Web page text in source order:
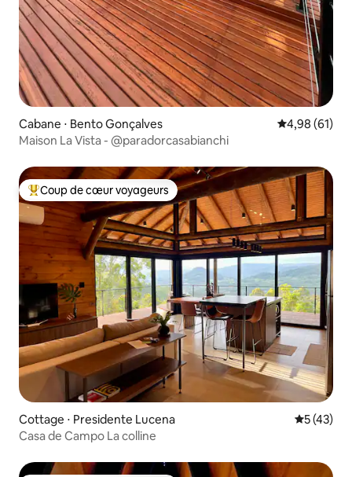
Cabane ⋅ Bento Gonçalves Évaluation
4,98 (61)
Maison La Vista - @paradorcasabianchi
Coups de cœur voyageurs les plus appréciés
Coup de cœur voyageurs
Cottage ⋅ Presidente Lucena
5 (43)
Casa de Campo La colline